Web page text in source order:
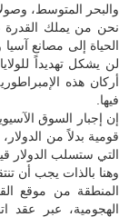
والبحر المتوسط،
نحن من يملك القدرة
الحياة إلى مصانع آسيا
لن يشكل تهديداً
أركان هذه
فيها.
إن إجبار السوق
قومية بدلاً من
التي ستسلب الدولار
وهنا بالذات يجب أن
المنطقة من موقع
الهجومية، عبر عقد